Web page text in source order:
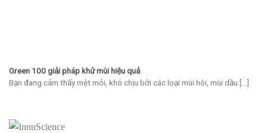
Green 100 giải pháp khử mùi hiệu quả
Bạn đang cảm thấy mệt mỏi, khó chịu bởi các loại mùi hôi, mùi dầu [...]